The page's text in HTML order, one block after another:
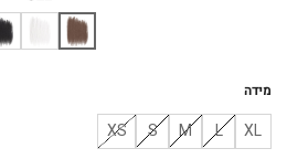
מידה
XL
L
M
S
XS